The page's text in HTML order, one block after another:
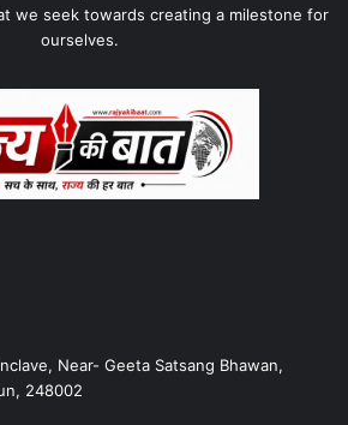
we seek towards creating a milestone for
ourselves.
Near- Geeta Satsang Bhawan,
248002